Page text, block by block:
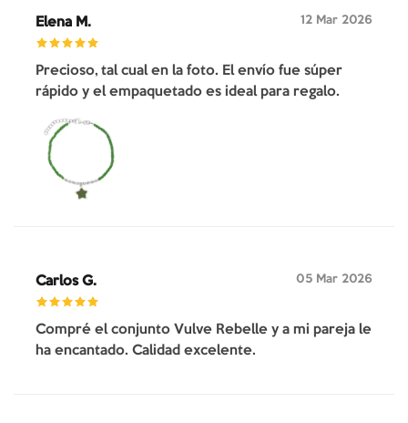
Elena M. 12 Mar 2026
Precioso, tal cual en la foto. El envío fue súper
rápido y el empaquetado es ideal para regalo.
Carlos G. 05 Mar 2026
Compré el conjunto Vulve Rebelle y a mi pareja le
ha encantado. Calidad excelente.